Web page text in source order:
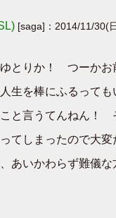
[saga]：2014/11/30(
とりか！ つーかお
生を棒にふるっても
と言うてんねん
てしまったので大
あいかわらず難儀